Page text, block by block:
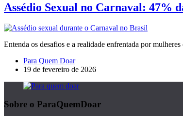
Assédio Sexual no Carnaval: 47%
Entenda os desafios e a realidade enfrentada por
Para Quem Doar
19 de fevereiro de 2026
Sobre o ParaQuemDoar